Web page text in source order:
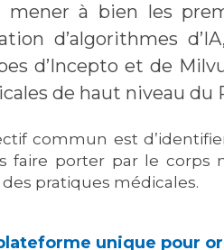
mener à bien les
d’algorithmes
d’Incepto et de
de haut niveau du
commun est
faire porter par le corps
pratiques médicales.
unique pour